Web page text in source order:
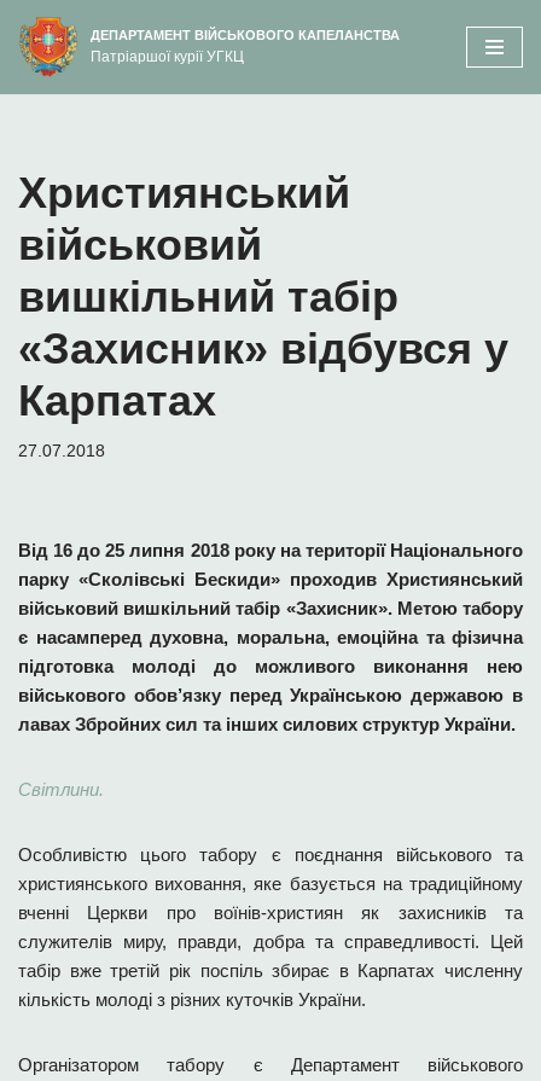
вмісту
Перейти
до
ДЕПАРТАМЕНТ ВІЙСЬКОВОГО КАПЕЛАНСТВА
Патріаршої курії УГКЦ
Християнський
військовий
вишкільний табір
«Захисник» відбувся у
Карпатах
27.07.2018
Від 16 до 25 липня 2018 року на території Національного
парку «Сколівські Бескиди» проходив Християнський
військовий вишкільний табір «Захисник». Метою табору
є насамперед духовна, моральна, емоційна та фізична
підготовка молоді до можливого виконання нею
військового обов’язку перед Українською державою в
лавах Збройних сил та інших силових структур України.
Світлини.
Особливістю цього табору є поєднання військового та
християнського виховання, яке базується на традиційному
вченні Церкви про воїнів-християн як захисників та
служителів миру, правди, добра та справедливості. Цей
табір вже третій рік поспіль збирає в Карпатах численну
кількість молоді з різних куточків України.
Організатором табору є Департамент військового